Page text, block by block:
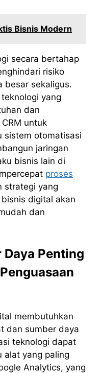
Bisnis Modern
secara bertahap
risiko
besar sekaligus.
yang
dan
untuk
sistem otomatisasi
jaringan
bisnis lain di
proses
strategi yang
digital akan
dan
Daya Penting
membutuhkan
dan sumber daya
teknologi dapat
alat yang paling
Analytics, yang